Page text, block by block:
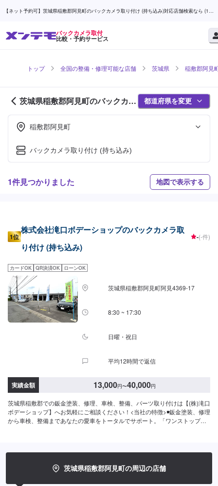
【ネット予約可】茨城県稲敷郡阿見町のバックカメラ取り付け (持ち込み)対応店舗検索なら (1ペ
バックカメラ取付
比較・予約サービス
トップ 全国の整備・修理可能な店舗 茨城県 稲敷郡阿見
茨城県稲敷郡阿見町のバックカメ
ラ取付対応店舗紹介 (1ページ目)
都道府県を変更
稲敷郡阿見町
バックカメラ取り付け (持ち込み)
1件見つかりました 地図で表示する
1位
株式会社滝口ボデーショップのバックカメラ取
り付け (持ち込み)
-(-件)
カードOK QR決済OK ローンOK
茨城県稲敷郡阿見町阿見4369-17
8:30 ~ 17:30
日曜・祝日
平均12時間で返信
実績金額 13,000円〜40,000円
茨城県稲敷郡での鈑金塗装、修理、車検、整備、パーツ取り付けは【(株)滝口
ボデーショップ】へお気軽にご相談ください！<当社の特徴>◾鈑金塗装、修理
から車検、整備まであなたの愛車をトータルでサポート。「ワンストップ」
愛車に注ぎます。ディーラーと比べても遜色ない技術力から生まれる修理品
質への絶対の自信。とにかく安心してお任せください。<ご希望と条件に応じ
茨城県稲敷郡阿見町の周辺の店舗